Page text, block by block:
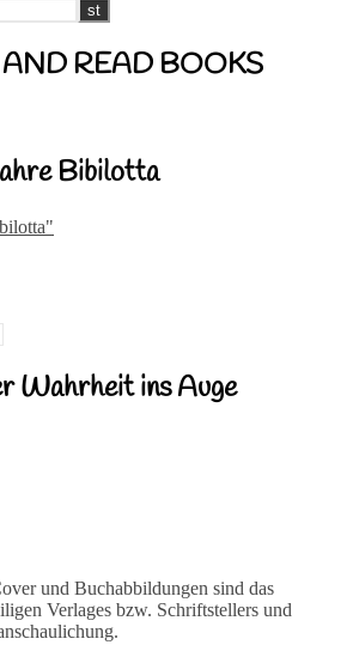
READ BOOKS
Bibilotta
Wahrheit ins Auge
und Buchabbildungen sind das
Verlages bzw. Schriftstellers und